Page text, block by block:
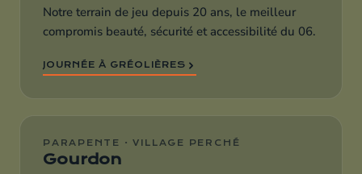
Notre terrain de jeu depuis 20 ans, le meilleur
compromis beauté, sécurité et accessibilité du 06.
JOURNÉE À GRÉOLIÈRES
PARAPENTE · VILLAGE PERCHÉ
Gourdon